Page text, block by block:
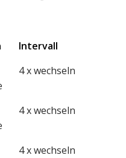
Intervall
4 x wechseln
4 x wechseln
4 x wechseln